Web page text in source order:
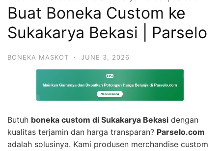
Buat Boneka Custom ke
Sukakarya Bekasi | Parselo
BONEKA MASKOT · JUNE 3, 2026
Butuh boneka custom di Sukakarya Bekasi dengan
kualitas terjamin dan harga transparan? Parselo.com
adalah solusinya. Kami produsen merchandise custom